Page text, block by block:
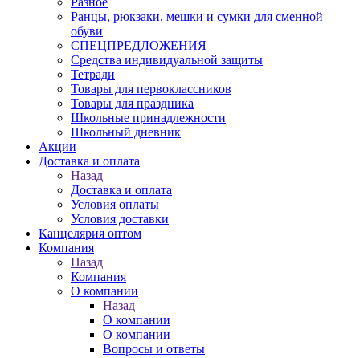
Ранцы, рюкзаки, мешки и сумки для сменной
обуви
СПЕЦПРЕДЛОЖЕНИЯ
Средства индивидуальной защиты
Тетради
Товары для первоклассников
Товары для праздника
Школьные принадлежности
Школьный дневник
Акции
Доставка и оплата
Назад
Доставка и оплата
Условия оплаты
Условия доставки
Канцелярия оптом
Компания
Назад
Компания
О компании
Назад
О компании
О компании
Вопросы и ответы